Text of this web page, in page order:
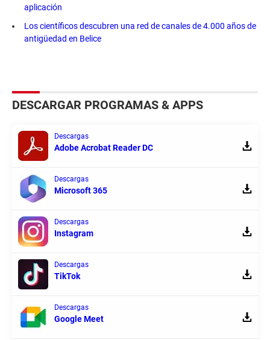
aplicación
Los científicos descubren una red de canales de 4.000 años de
antigüedad en Belice
DESCARGAR PROGRAMAS & APPS
Descargas
Adobe Acrobat Reader DC
Descargas
Microsoft 365
Descargas
Instagram
Descargas
TikTok
Descargas
Google Meet